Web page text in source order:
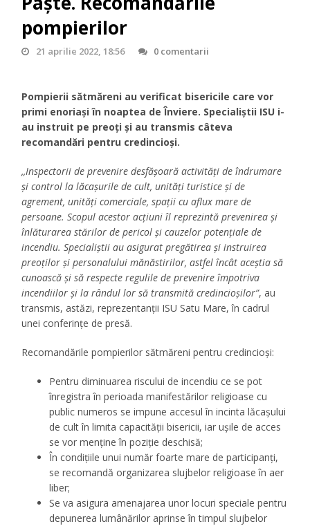
pompierilor
21 aprilie 2022, 18:56 0 comentarii
Pompierii sătmăreni au verificat bisericile care vor
primi enoriași în noaptea de Înviere. Specialiștii ISU i-
au instruit pe preoți și au transmis câteva
recomandări pentru credincioși.
,,Inspectorii de prevenire desfășoară activități de îndrumare
și control la lăcașurile de cult, unități turistice și de
agrement, unități comerciale, spații cu aflux mare de
persoane. Scopul acestor acțiuni îl reprezintă prevenirea și
înlăturarea stărilor de pericol și cauzelor potențiale de
incendiu. Specialiștii au asigurat pregătirea și instruirea
preoților și personalului mănăstirilor, astfel încât aceștia să
cunoască și să respecte regulile de prevenire împotriva
incendiilor și la rândul lor să transmită credincioșilor”, au
transmis, astăzi, reprezentanții ISU Satu Mare, în cadrul
unei conferințe de presă.
Recomandările pompierilor sătmăreni pentru credincioși:
Pentru diminuarea riscului de incendiu ce se pot
înregistra în perioada manifestărilor religioase cu
public numeros se impune accesul în incinta lăcașului
de cult în limita capacității bisericii, iar ușile de acces
se vor menține în poziție deschisă;
În condițiile unui număr foarte mare de participanți,
se recomandă organizarea slujbelor religioase în aer
liber;
Se va asigura amenajarea unor locuri speciale pentru
depunerea lumânărilor aprinse în timpul slujbelor